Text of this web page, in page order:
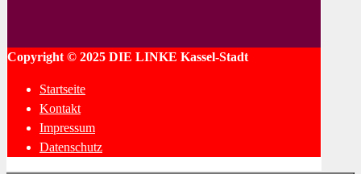
Copyright © 2025 DIE LINKE Kassel-Stadt
Startseite
Kontakt
Impressum
Datenschutz